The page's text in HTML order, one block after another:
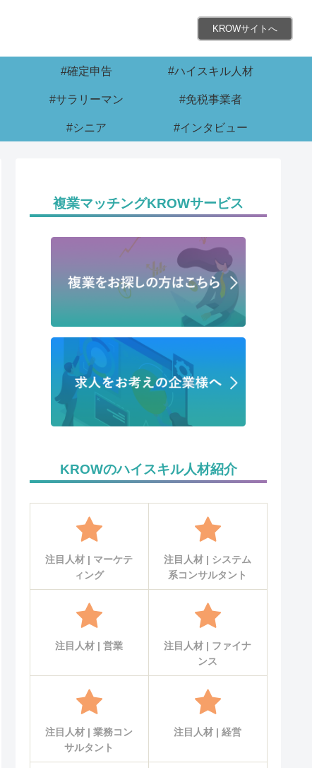
KROWサイトへ
#確定申告 #ハイスキル人材
#サラリーマン #免税事業者
#シニア #インタビュー
複業マッチングKROWサービス
KROWのハイスキル人材紹介
注目人材 | マーケテ
ィング
注目人材 | システム
系コンサルタント
注目人材 | 営業
注目人材 | ファイナ
ンス
注目人材 | 業務コン
サルタント
注目人材 | 経営